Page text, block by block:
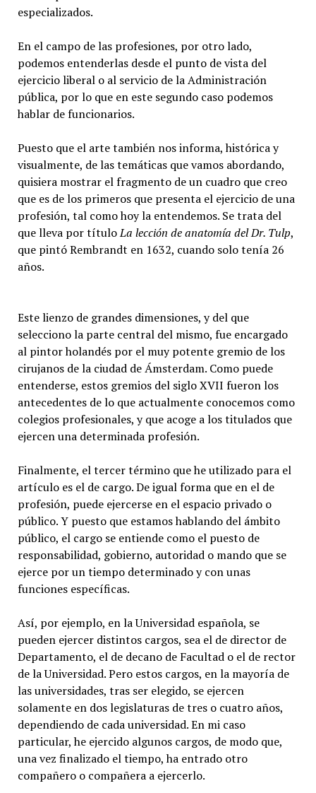
especializados.
En el campo de las profesiones, por otro lado,
podemos entenderlas desde el punto de vista del
ejercicio liberal o al servicio de la Administración
pública, por lo que en este segundo caso podemos
hablar de funcionarios.
Puesto que el arte también nos informa, histórica y
visualmente, de las temáticas que vamos abordando,
quisiera mostrar el fragmento de un cuadro que creo
que es de los primeros que presenta el ejercicio de una
profesión, tal como hoy la entendemos. Se trata del
que lleva por títuloLa lección de anatomía del Dr. Tulp,
que pintó Rembrandt en 1632, cuando solo tenía 26
años.
Este lienzo de grandes dimensiones, y del que
selecciono la parte central del mismo, fue encargado
al pintor holandés por el muy potente gremio de los
cirujanos de la ciudad de Ámsterdam. Como puede
entenderse, estos gremios del siglo XVII fueron los
antecedentes de lo que actualmente conocemos como
colegios profesionales, y que acoge a los titulados que
ejercen una determinada profesión.
Finalmente, el tercer término que he utilizado para el
artículo es el de cargo. De igual forma que en el de
profesión, puede ejercerse en el espacio privado o
público. Y puesto que estamos hablando del ámbito
público, el cargo se entiende como el puesto de
responsabilidad, gobierno, autoridad o mando que se
ejerce por un tiempo determinado y con unas
funciones específicas.
Así, por ejemplo, en la Universidad española, se
pueden ejercer distintos cargos, sea el de director de
Departamento, el de decano de Facultad o el de rector
de la Universidad. Pero estos cargos, en la mayoría de
las universidades, tras ser elegido, se ejercen
solamente en dos legislaturas de tres o cuatro años,
dependiendo de cada universidad. En mi caso
particular, he ejercido algunos cargos, de modo que,
una vez finalizado el tiempo, ha entrado otro
compañero o compañera a ejercerlo.